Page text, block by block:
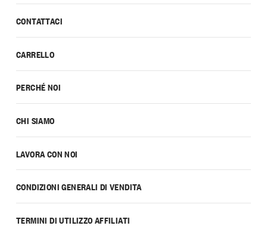
CONTATTACI
CARRELLO
PERCHÉ NOI
CHI SIAMO
LAVORA CON NOI
CONDIZIONI GENERALI DI VENDITA
TERMINI DI UTILIZZO AFFILIATI